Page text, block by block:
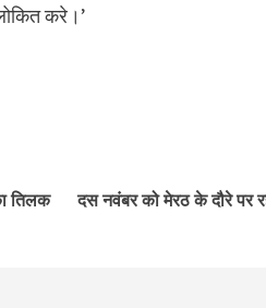
करे।’
तिलक
दस नवंबर को मेरठ के दौरे पर